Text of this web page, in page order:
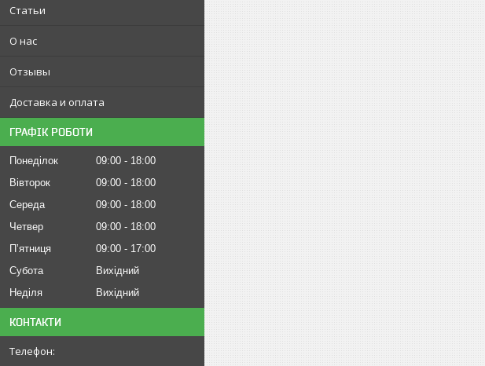
Статьи
О нас
Отзывы
Доставка и оплата
ГРАФІК РОБОТИ
Понеділок 09:00
18:00
Вівторок
09:00
18:00
Середа
09:00
18:00
Четвер
09:00
18:00
Пʼятниця
09:00
17:00
Субота
Вихідний
Неділя
Вихідний
КОНТАКТИ